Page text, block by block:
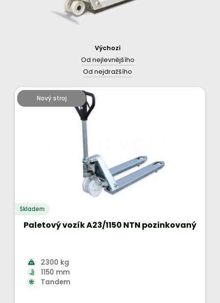
Výchozí
Od nejlevnějšího
Od nejdražšího
Nový stroj
Skladem
Paletový vozík A23/1150 NTN pozinkovaný
2300 kg
1150 mm
Tandem